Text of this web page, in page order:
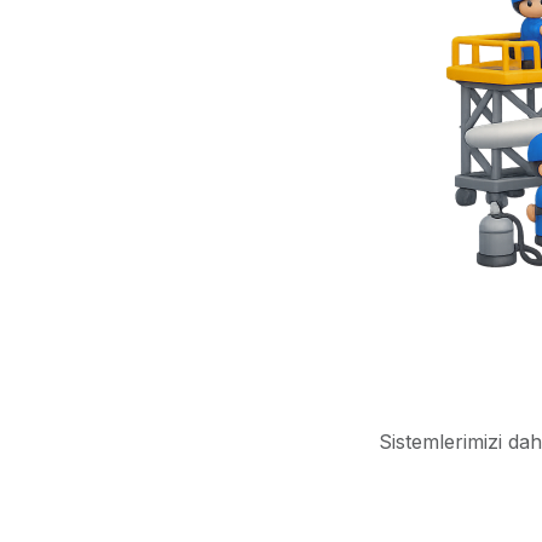
Sistemlerimizi